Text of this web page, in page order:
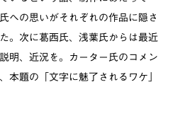
への思いがそれぞれの作品に隠さ
。次に葛西氏、浅葉氏からは最近
明、近況を。カーター氏のコメン
本題の「文字に魅了されるワケ」